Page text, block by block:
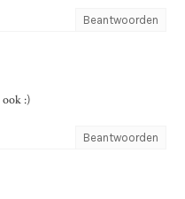
Beantwoorden
:)
Beantwoorden